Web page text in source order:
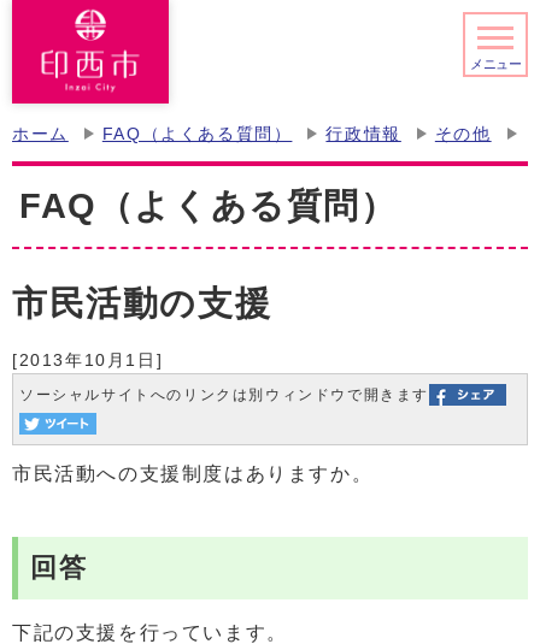
メニュー
ホーム FAQ（よくある質問） 行政情報 その他
FAQ（よくある質問）
市民活動の支援
[2013年10月1日]
ソーシャルサイトへのリンクは別ウィンドウで開きます
市民活動への支援制度はありますか。
回答
下記の支援を行っています。